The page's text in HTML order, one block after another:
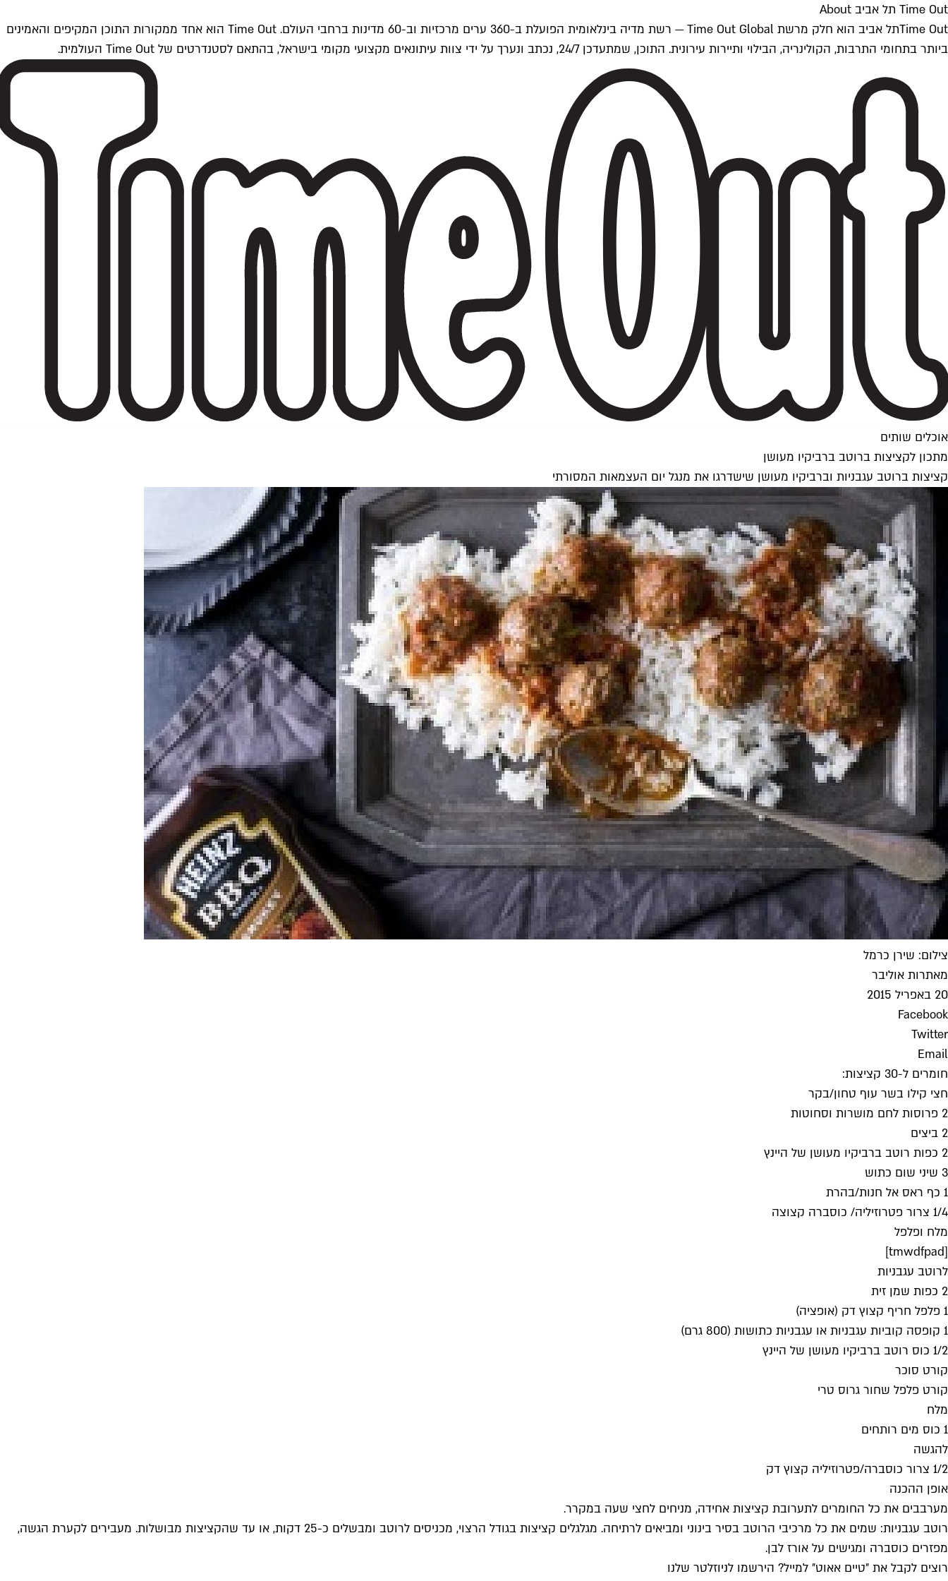
Time Out תל אביב About
Time Outתל אביב הוא חלק מרשת Time Out Global — רשת מדיה בינלאומית הפועלת ב-360 ערים מרכזיות וב-60 מדינות ברחבי העולם. Time Out הוא אחד ממקורות התוכן המקיפים והאמינים
ביותר בתחומי התרבות, הקולינריה, הבילוי ותיירות עירונית. התוכן, שמתעדכן 24/7, נכתב ונערך על ידי צוות עיתונאים מקצועי מקומי בישראל, בהתאם לסטנדרטים של Time Out העולמית.
אוכלים שותים
מתכון לקציצות ברוטב ברביקיו מעושן
קציצות ברוטב עגבניות וברביקיו מעושן שישדרגו את מנגל יום העצמאות המסורתי
צילום: שירן כרמל
מאתרות אוליבר
20 באפריל 2015
Facebook
Twitter
Email
חומרים ל-30 קציצות:
חצי קילו בשר עוף טחון/בקר
2 פרוסות לחם מושרות וסחוטות
2 ביצים
2 כפות רוטב ברביקיו מעושן של היינץ
3 שיני שום כתוש
1 כף ראס אל חנות/בהרת
1/4 צרור פטרוזיליה/ כוסברה קצוצה
מלח ופלפל
[tmwdfpad]
לרוטב עגבניות
2 כפות שמן זית
1 פלפל חריף קצוץ דק (אופציה)
1 קופסה קוביות עגבניות או עגבניות כתושות (800 גרם)
1/2 כוס רוטב ברביקיו מעושן של היינץ
קורט סוכר
קורט פלפל שחור גרוס טרי
מלח
1 כוס מים רותחים
להגשה
1/2 צרור כוסברה/פטרוזיליה קצוץ דק
אופן ההכנה
מערבבים את כל החומרים לתערובת קציצות אחידה, מניחים לחצי שעה במקרר.
רוטב עגבניות: שמים את כל מרכיבי הרוטב בסיר בינוני ומביאים לרתיחה. מגלגלים קציצות בגודל הרצוי, מכניסים לרוטב ומבשלים כ-25 דקות, או עד שהקציצות מבושלות. מעבירים לקערת הגשה,
מפזרים כוסברה ומגישים על אורז לבן.
רוצים לקבל את ״טיים אאוט״ למייל? הירשמו לניוזלטר שלנו